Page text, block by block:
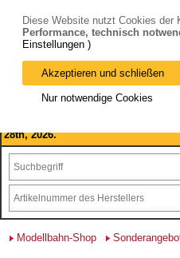
Bitte beachten Sie: wir machen
August 2026 haben wir geschlossen.
28th, 2026.
Modellbahn-Shop
Diese Website nutzt Cookies der
Performance, technisch
Einstellungen )
Akzeptieren und schließen
Nur notwendige Cookies